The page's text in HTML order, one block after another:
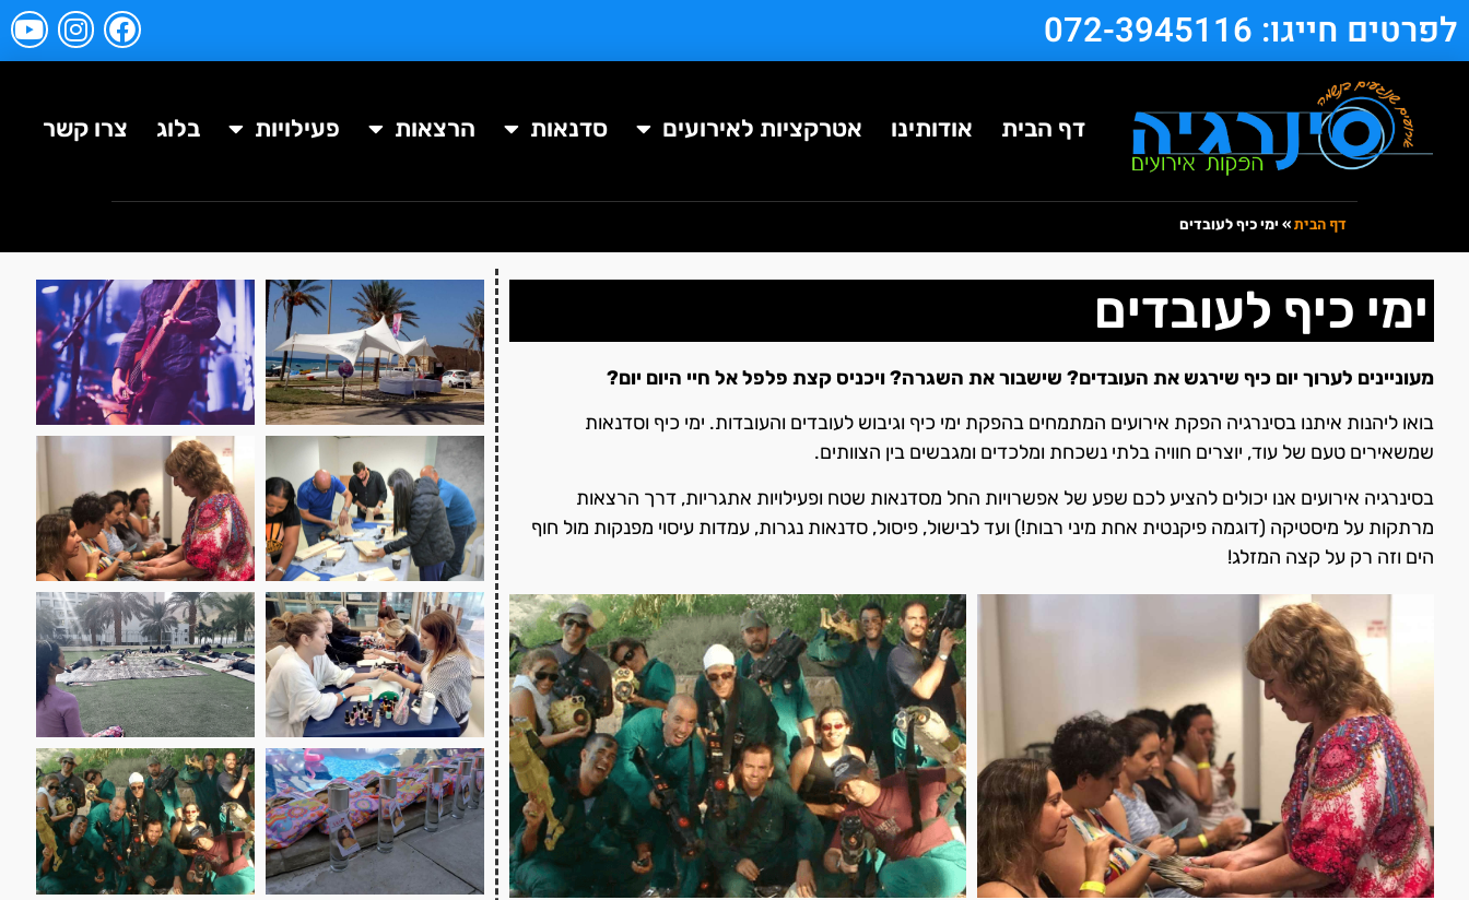
לפרטים חייגו: 072-3945116
דף הבית אודותינו אטרקציות לאירועים סדנאות הרצאות פעילויות בלוג צרו קשר
דף הבית» ימי כיף לעובדים
ימי כיף לעובדים
מעוניינים לערוך יום כיף שירגש את העובדים? שישבור את השגרה? ויכניס קצת פלפל אל חיי היום יום?
בואו ליהנות איתנו בסינרגיה הפקת אירועים המתמחים בהפקת ימי כיף וגיבוש לעובדים והעובדות. ימי כיף וסדנאות
שמשאירים טעם של עוד, יוצרים חוויה בלתי נשכחת ומלכדים ומגבשים בין הצוותים.
בסינרגיה אירועים אנו יכולים להציע לכם שפע של אפשרויות החל מסדנאות שטח ופעילויות אתגריות, דרך הרצאות
מרתקות על מיסטיקה (דוגמה פיקנטית אחת מיני רבות!) ועד לבישול, פיסול, סדנאות נגרות, עמדות עיסוי מפנקות מול חוף
הים וזה רק על קצה המזלג!